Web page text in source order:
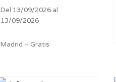
Del 13/09/2026 al
13/09/2026
Madrid – Gratis